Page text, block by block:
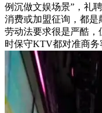
例沉做文娱场景”，礼
消费或加盟征询，都是
劳动法要求很是严酷
时保守KTV都对准商务